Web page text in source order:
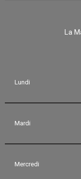
La
Lundi
Mardi
Mercredi